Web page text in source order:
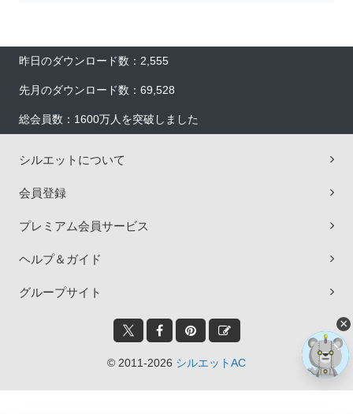
昨日のダウンロード数：2,555
先月のダウンロード数：69,528
総会員数：1600万人を突破しました
シルエットについて
会員登録
プレミアム会員サービス
ヘルプ＆ガイド
グループサイト
© 2011-2026 シルエットAC
×